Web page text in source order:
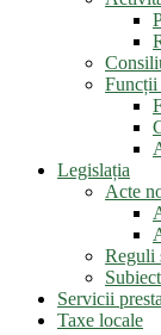
Funcții
Legislația
Acte
Reguli
Servicii
Taxe locale